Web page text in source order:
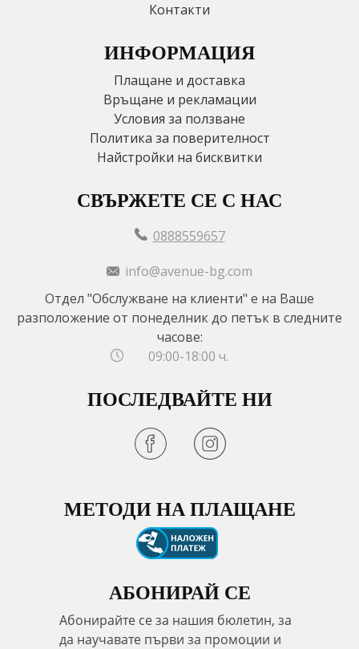
Контакти
ИНФОРМАЦИЯ
Плащане и доставка
Връщане и рекламации
Условия за ползване
Политика за поверителност
Найстройки на бисквитки
СВЪРЖЕТЕ СЕ С НАС
0888559657
info@avenue-bg.com
Отдел "Обслужване на клиенти" е на Ваше
разположение от понеделник до петък в следните
часове:
09:00-18:00 ч.
ПОСЛЕДВАЙТЕ НИ
МЕТОДИ НА ПЛАЩАНЕ
АБОНИРАЙ СЕ